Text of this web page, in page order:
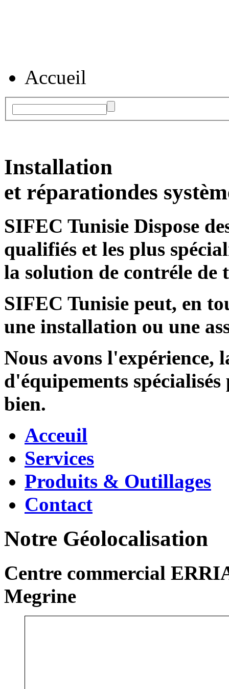
Accueil
Installation
et réparationdes
SIFEC Tunisie Dispose
qualifiés et les plus
la solution de contréle de
SIFEC Tunisie peut, en
une installation ou une
Nous avons l'expérience,
d'équipements
bien.
Acceuil
Services
Produits & Outillages
Contact
Notre Géolocalisation
Centre commercial
Megrine